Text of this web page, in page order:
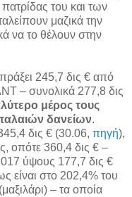
του και των
μαζικά την
να το θέλουν στην
245,7 δις € από
– συνολικά 277,8 δις
μέρος τους
δανείων.
δις € (30.06, πηγή),
οπότε 360,4 δις € –
ύψους 177,7 δις €
είναι στο 202,4% του
– τα οποία